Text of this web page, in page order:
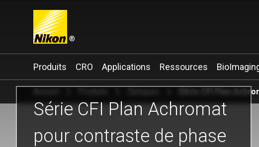
®
Search keyword(s)
Produits CRO Applications Ressources
Série CFI Plan
Série CFI Plan Achromat
pour contraste de phase